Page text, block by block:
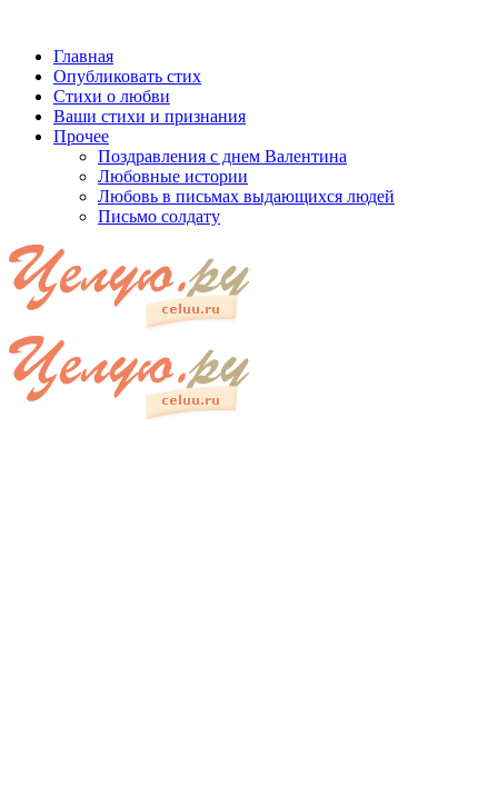
Главная
Опубликовать стих
Стихи о любви
Ваши стихи и признания
Прочее
Поздравления с днем Валентина
Любовные истории
Любовь в письмах выдающихся людей
Письмо солдату